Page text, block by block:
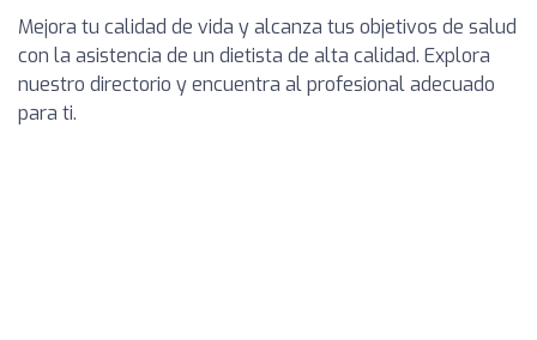
Mejora tu calidad de vida y alcanza tus objetivos de salud
con la asistencia de un dietista de alta calidad. Explora
nuestro directorio y encuentra al profesional adecuado
para ti.